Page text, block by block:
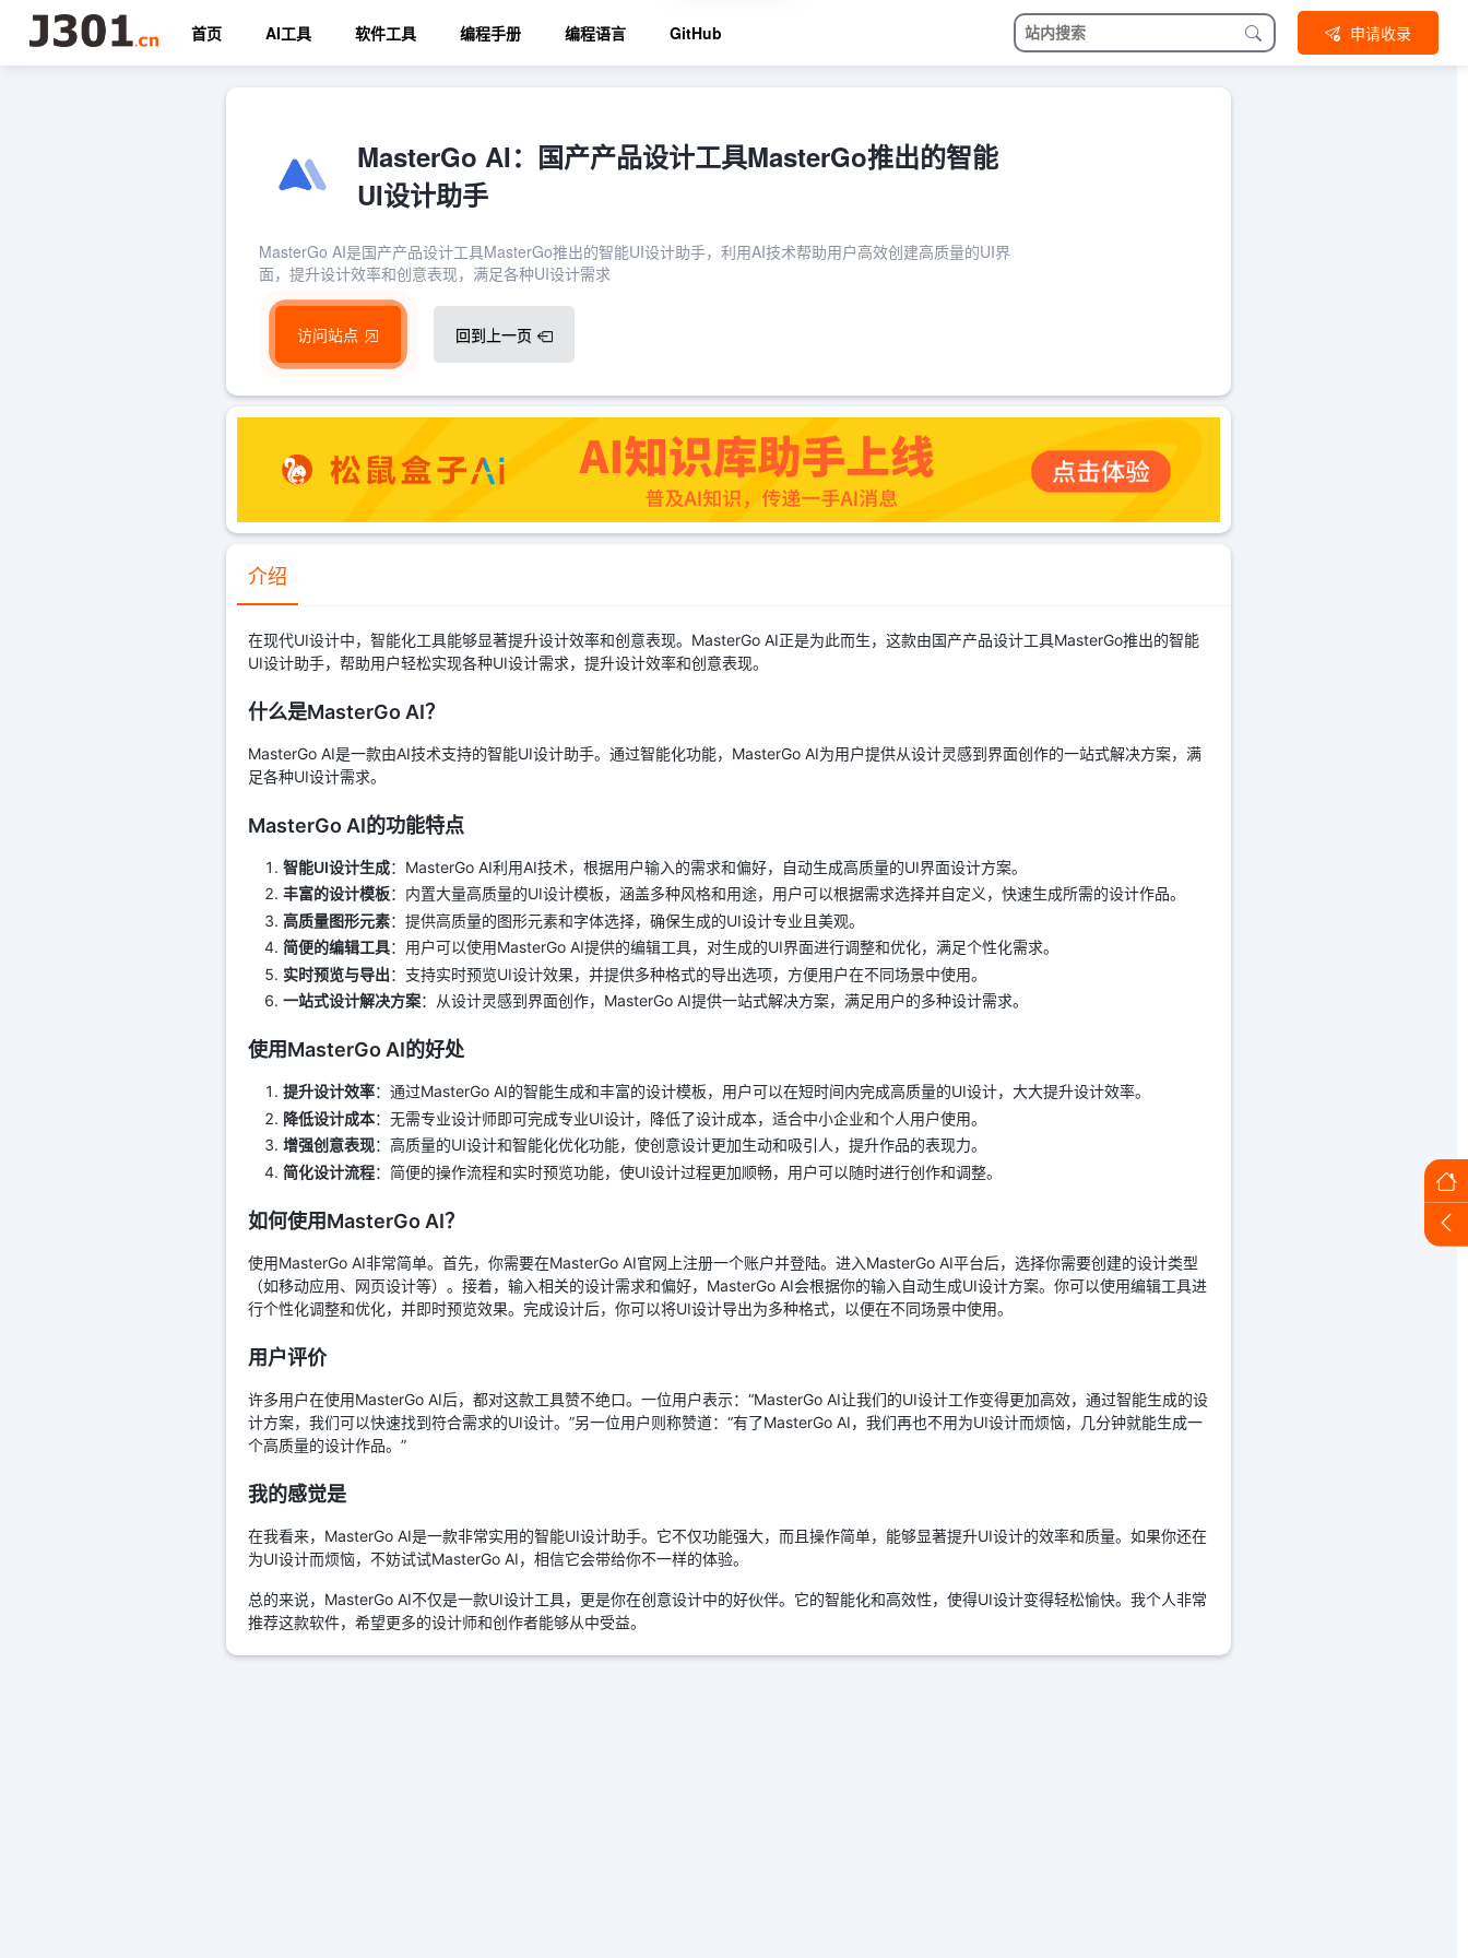
首页 AI工具 软件工具 编程手册 编程语言 GitHub 申请收录
MasterGo AI：国产产品设计工具MasterGo推出的智能
UI设计助手
MasterGo AI是国产产品设计工具MasterGo推出的智能UI设计助手，利用AI技术帮助用户高效创建高质量的UI界
面，提升设计效率和创意表现，满足各种UI设计需求
访问站点 回到上一页
介绍
在现代UI设计中，智能化工具能够显著提升设计效率和创意表现。MasterGo AI正是为此而生，这款由国产产品设计工具MasterGo推出的智能
UI设计助手，帮助用户轻松实现各种UI设计需求，提升设计效率和创意表现。
什么是MasterGo AI？
MasterGo AI是一款由AI技术支持的智能UI设计助手。通过智能化功能，MasterGo AI为用户提供从设计灵感到界面创作的一站式解决方案，满
足各种UI设计需求。
MasterGo AI的功能特点
智能UI设计生成：MasterGo AI利用AI技术，根据用户输入的需求和偏好，自动生成高质量的UI界面设计方案。
丰富的设计模板：内置大量高质量的UI设计模板，涵盖多种风格和用途，用户可以根据需求选择并自定义，快速生成所需的设计作品。
高质量图形元素：提供高质量的图形元素和字体选择，确保生成的UI设计专业且美观。
简便的编辑工具：用户可以使用MasterGo AI提供的编辑工具，对生成的UI界面进行调整和优化，满足个性化需求。
实时预览与导出：支持实时预览UI设计效果，并提供多种格式的导出选项，方便用户在不同场景中使用。
一站式设计解决方案：从设计灵感到界面创作，MasterGo AI提供一站式解决方案，满足用户的多种设计需求。
使用MasterGo AI的好处
提升设计效率：通过MasterGo AI的智能生成和丰富的设计模板，用户可以在短时间内完成高质量的UI设计，大大提升设计效率。
降低设计成本：无需专业设计师即可完成专业UI设计，降低了设计成本，适合中小企业和个人用户使用。
增强创意表现：高质量的UI设计和智能化优化功能，使创意设计更加生动和吸引人，提升作品的表现力。
简化设计流程：简便的操作流程和实时预览功能，使UI设计过程更加顺畅，用户可以随时进行创作和调整。
如何使用MasterGo AI？
使用MasterGo AI非常简单。首先，你需要在MasterGo AI官网上注册一个账户并登陆。进入MasterGo AI平台后，选择你需要创建的设计类型
（如移动应用、网页设计等）。接着，输入相关的设计需求和偏好，MasterGo AI会根据你的输入自动生成UI设计方案。你可以使用编辑工具进
行个性化调整和优化，并即时预览效果。完成设计后，你可以将UI设计导出为多种格式，以便在不同场景中使用。
用户评价
许多用户在使用MasterGo AI后，都对这款工具赞不绝口。一位用户表示：“MasterGo AI让我们的UI设计工作变得更加高效，通过智能生成的设
计方案，我们可以快速找到符合需求的UI设计。”另一位用户则称赞道：“有了MasterGo AI，我们再也不用为UI设计而烦恼，几分钟就能生成一
个高质量的设计作品。”
我的感觉是
在我看来，MasterGo AI是一款非常实用的智能UI设计助手。它不仅功能强大，而且操作简单，能够显著提升UI设计的效率和质量。如果你还在
为UI设计而烦恼，不妨试试MasterGo AI，相信它会带给你不一样的体验。
总的来说，MasterGo AI不仅是一款UI设计工具，更是你在创意设计中的好伙伴。它的智能化和高效性，使得UI设计变得轻松愉快。我个人非常
推荐这款软件，希望更多的设计师和创作者能够从中受益。